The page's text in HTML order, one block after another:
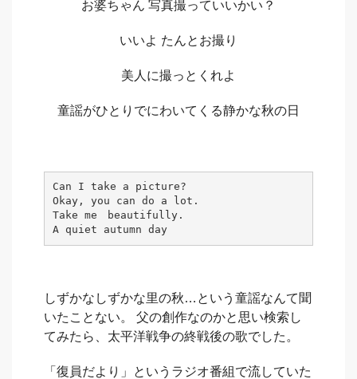
お婆ちゃん 写真撮っていいかい？
いいよ たんとお撮り
美人に撮っとくれよ
童謡がひとりでにわいてくる静かな秋の日
Can I take a picture?
Okay, you can do a lot.
Take me　beautifully.
A quiet autumn day
しずかなしずかな里の秋…という童謡なんて聞
いたことない。 父の創作なのかと思い検索し
てみたら、太平洋戦争の終戦後の歌でした。
「復員だより」というラジオ番組で流していた